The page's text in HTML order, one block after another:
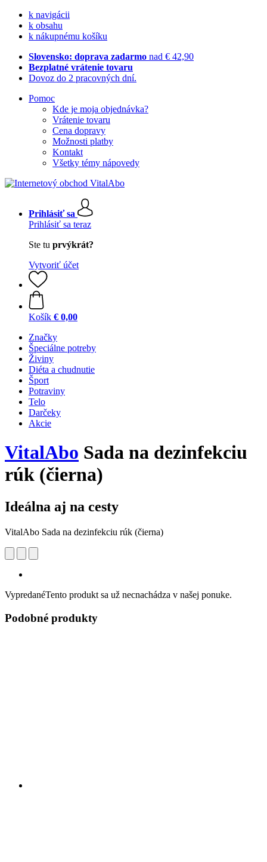
k navigácii
k obsahu
k nákupnému košíku
Slovensko: doprava zadarmo nad € 42,90
Bezplatné vrátenie tovaru
Dovoz do 2 pracovných dní.
Pomoc
Kde je moja objednávka?
Vrátenie tovaru
Cena dopravy
Možnosti platby
Kontakt
Všetky témy nápovedy
Prihlásiť sa
Prihlásiť sa teraz
Ste tu prvýkrát?
Vytvoriť účet
Košík € 0,00
Značky
Špeciálne potreby
Živiny
Diéta a chudnutie
Šport
Potraviny
Telo
Darčeky
Akcie
VitalAbo Sada na dezinfekciu
rúk (čierna)
Ideálna aj na cesty
VitalAbo Sada na dezinfekciu rúk (čierna)
VypredanéTento produkt sa už necnachádza v našej ponuke.
Podobné produkty